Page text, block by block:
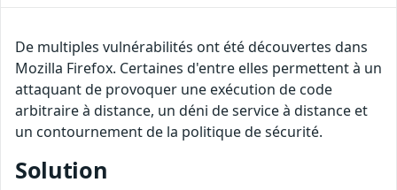
De multiples vulnérabilités ont été découvertes dans
Mozilla Firefox. Certaines d'entre elles permettent à un
attaquant de provoquer une exécution de code
arbitraire à distance, un déni de service à distance et
un contournement de la politique de sécurité.
Solution